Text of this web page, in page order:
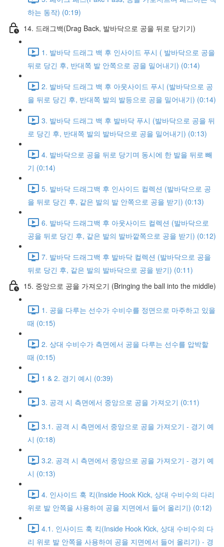
하는 동작) (0:19)
14. 드래그백(Drag Back, 발바닥으로 공을 뒤로 당기기)
1. 발바닥 드래그 백 후 인사이드 푸시 ( 발바닥으로 공을
뒤로 당긴 후, 반대쪽 발 안쪽으로 공을 밀어내기) (0:14)
2. 발바닥 드래그 백 후 아웃사이드 푸시 (발바닥으로 공
을 뒤로 당긴 후, 반대쪽 발의 발등으로 공을 밀어내기) (0:14)
3. 발바닥 드래그 백 후 발바닥 푸시 (발바닥으로 공을 뒤
로 당긴 후, 반대쪽 발의 발바닥으로 공을 밀어내기) (0:13)
4. 발바닥으로 공을 뒤로 당기며 동시에 한 발을 뒤로 빼
기 (0:14)
5. 발바닥 드래그백 후 인사이드 컬렉션 (발바닥으로 공
을 뒤로 당긴 후, 같은 발의 발 안쪽으로 공을 받기) (0:13)
6. 발바닥 드래그백 후 아웃사이드 컬렉션 (발바닥으로
공을 뒤로 당긴 후, 같은 발의 발바깥쪽으로 공을 받기) (0:12)
7. 발바닥 드래그백 후 발바닥 컬렉션 (발바닥으로 공을
뒤로 당긴 후, 같은 발의 발바닥으로 공을 받기) (0:11)
15. 중앙으로 공을 가져오기 (Bringing the ball into the middle)
1. 공을 다루는 선수가 수비수를 정면으로 마주하고 있을
때 (0:15)
2. 상대 수비수가 측면에서 공을 다루는 선수를 압박할
때 (0:15)
1 & 2. 경기 예시 (0:39)
3. 공격 시 측면에서 중앙으로 공을 가져오기 (0:11)
3.1. 공격 시 측면에서 중앙으로 공을 가져오기 - 경기 예
시 (0:18)
3.2. 공격 시 측면에서 중앙으로 공을 가져오기 - 경기 예
시 (0:13)
4. 인사이드 훅 킥(Inside Hook Kick, 상대 수비수의 다리
위로 발 안쪽을 사용하여 공을 지면에서 들어 올리기) (0:12)
4.1. 인사이드 훅 킥(Inside Hook Kick, 상대 수비수의 다
리 위로 발 안쪽을 사용하여 공을 지면에서 들어 올리기) - 경